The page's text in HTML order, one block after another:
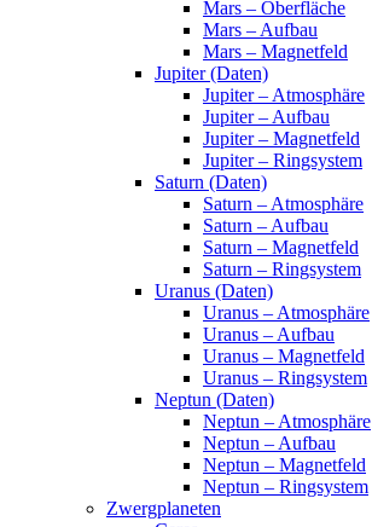
Mars – Oberfläche
Mars – Aufbau
Mars – Magnetfeld
Jupiter (Daten)
Jupiter – Atmosphäre
Jupiter – Aufbau
Jupiter – Magnetfeld
Jupiter – Ringsystem
Saturn (Daten)
Saturn – Atmosphäre
Saturn – Aufbau
Saturn – Magnetfeld
Saturn – Ringsystem
Uranus (Daten)
Uranus – Atmosphäre
Uranus – Aufbau
Uranus – Magnetfeld
Uranus – Ringsystem
Neptun (Daten)
Neptun – Atmosphäre
Neptun – Aufbau
Neptun – Magnetfeld
Neptun – Ringsystem
Zwergplaneten